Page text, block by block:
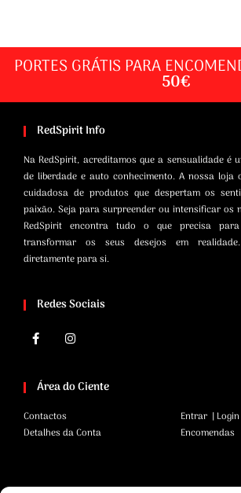
PORTES GRÁTIS PARA
50€
RedSpirit Info
Na RedSpirit, acreditamos que a sensualidade é
de liberdade e auto conhecimento. A nossa loja
cuidadosa de produtos que despertam os
paixão. Seja para surpreender ou intensificar os
RedSpirit encontra tudo o que precisa
transformar os seus desejos em
diretamente para si.
Redes Sociais
Área do Ciente
Contactos
Detalhes da Conta
Entrar | Login
Encomendas